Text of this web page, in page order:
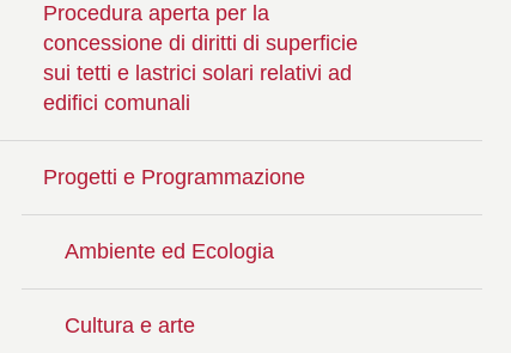
Procedura aperta per la
concessione di diritti di superficie
sui tetti e lastrici solari relativi ad
edifici comunali
Progetti e Programmazione
Ambiente ed Ecologia
Cultura e arte